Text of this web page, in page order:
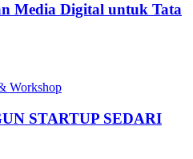
Media Digital untuk Tata
Workshop
STARTUP SEDARI